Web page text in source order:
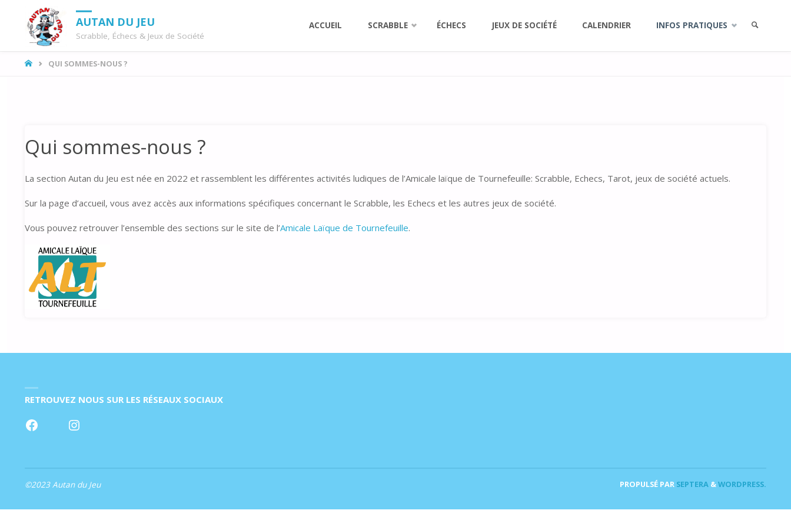
AUTAN DU JEU
Scrabble, Échecs & Jeux de Société
ACCUEIL SCRABBLE ÉCHECS JEUX DE SOCIÉTÉ CALENDRIER INFOS PRATIQUES
LA
QUI SOMMES-NOUS ?
Qui sommes-nous ?
La section Autan du Jeu est née en 2022 et rassemblent les différentes activités ludiques de l’Amicale laïque de Tournefeuille: Scrabble, Echecs, Tarot, jeux de société actuels.
Sur la page d’accueil, vous avez accès aux informations spécifiques concernant le Scrabble, les Echecs et les autres jeux de société.
Vous pouvez retrouver l’ensemble des sections sur le site de l’Amicale Laïque de Tournefeuille.
RETROUVEZ NOUS SUR LES RÉSEAUX SOCIAUX
Facebook Instagram
©2023 Autan du Jeu PROPULSÉ PAR SEPTERA &WORDPRESS.